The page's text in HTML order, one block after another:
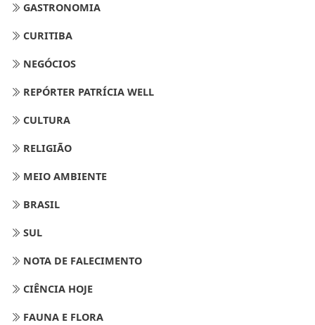
GASTRONOMIA
CURITIBA
NEGÓCIOS
REPÓRTER PATRÍCIA WELL
CULTURA
RELIGIÃO
MEIO AMBIENTE
BRASIL
SUL
NOTA DE FALECIMENTO
CIÊNCIA HOJE
FAUNA E FLORA